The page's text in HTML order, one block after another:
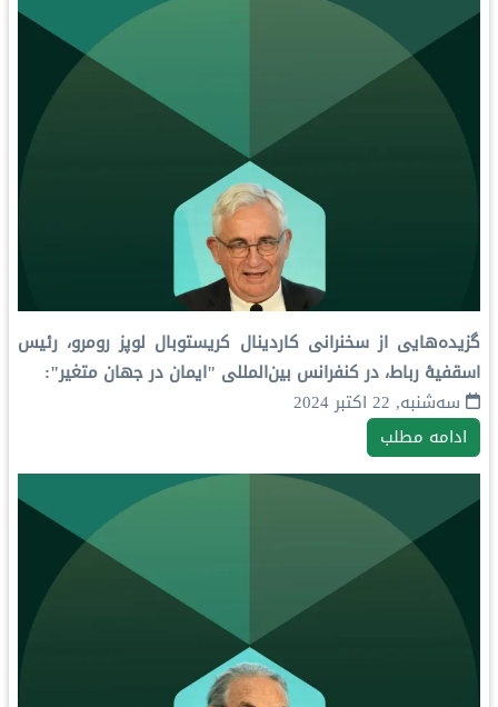
گزیده‌هایی از سخنرانی کاردینال کریستوبال لوپز رومرو، رئیس
اسقفیۀ رباط، در کنفرانس بین‌المللی "ایمان در جهان متغیر":
سه‌شنبه, 22 اکتبر 2024
ادامه مطلب